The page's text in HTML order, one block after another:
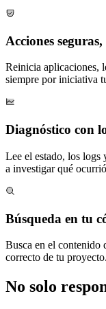
Acciones
Reinicia aplicaciones,
siempre por iniciativa
Diagnóstico con
Lee el estado, los logs
a investigar qué
Búsqueda en tu
Busca en el contenido
correcto de tu proyecto.
No solo